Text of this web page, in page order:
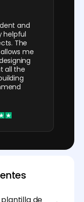
and
helpful
The
me
all the